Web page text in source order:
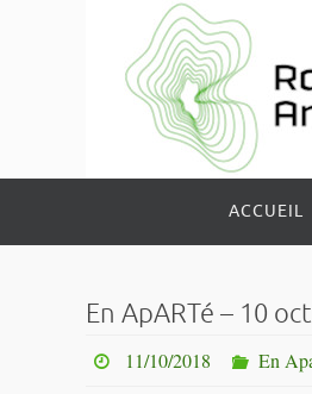
le
ACCUEIL
En ApARTé – 10
11/10/2018 En